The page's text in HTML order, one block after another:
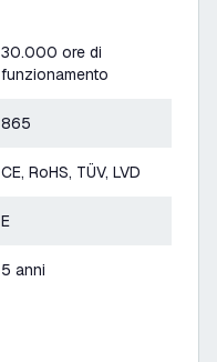
30.000 ore di
funzionamento
865
CE, RoHS, TÜV, LVD
E
5 anni